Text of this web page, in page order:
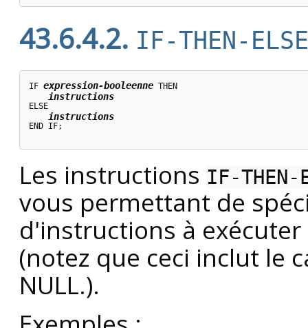
43.6.4.2. IF-THEN-ELSE
IF expression-booleenne THEN
instructions
ELSE
instructions
END IF;
Les instructions IF-THEN-
vous permettant de
d'instructions à
(notez que ceci inclut le
NULL.).